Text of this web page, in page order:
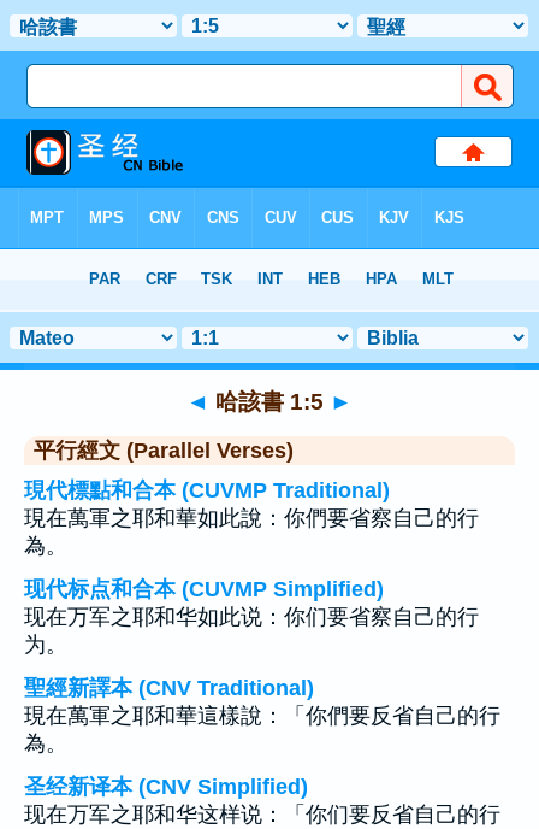
> 聖經金句 5
◄ 哈該書 1:5 ►
平行經文 (Parallel Verses)
現代標點和合本 (CUVMP Traditional)
現在萬軍之耶和華如此說：你們要省察自己的行
為。
现代标点和合本 (CUVMP Simplified)
现在万军之耶和华如此说：你们要省察自己的行
为。
聖經新譯本 (CNV Traditional)
現在萬軍之耶和華這樣說：「你們要反省自己的行
為。
圣经新译本 (CNV Simplified)
现在万军之耶和华这样说：「你们要反省自己的行